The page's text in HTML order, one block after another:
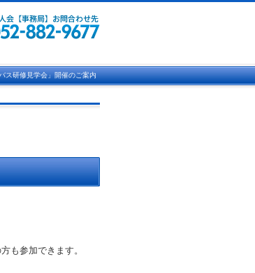
ス研修見学会」開催のご案内
も参加できます。